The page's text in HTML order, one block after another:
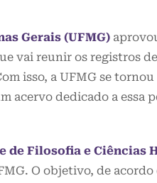
Gerais (UFMG)
vai reunir os registros
isso, a UFMG se
acervo dedicado a essa
de Filosofia e Ciências
O objetivo, de